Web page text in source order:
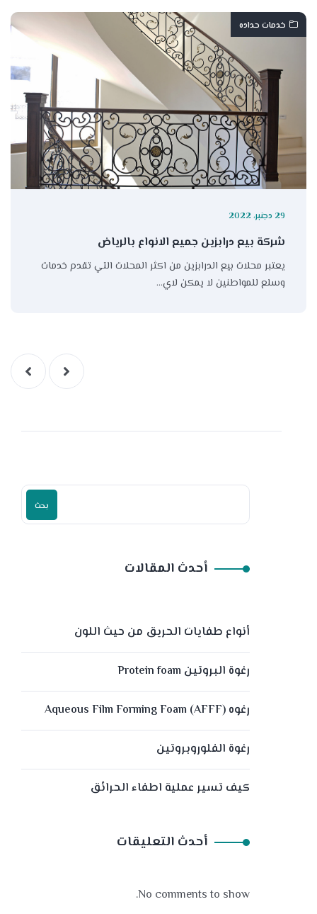
خدمات حداده
29 دجنبر، 2022
شركة بيع درابزين جميع الانواع بالرياض
يعتبر محلات بيع الدرابزين من اكثر المحلات التي تقدم خدمات
وسلع للمواطنين لا يمكن لاي…
بحث
أحدث المقالات
أنواع طفايات الحريق من حيث اللون
رغوة البروتين Protein foam
رغوه (Aqueous Film Forming Foam (AFFF
رغوة الفلوروبروتين
كيف تسير عملية اطفاء الحرائق
أحدث التعليقات
No comments to show.